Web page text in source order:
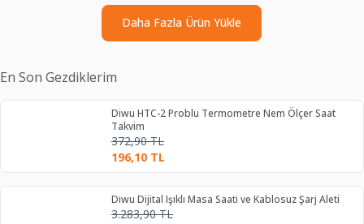
Daha Fazla Ürün Yükle
En Son Gezdiklerim
Diwu HTC-2 Problu Termometre Nem Ölçer Saat
Takvim
372,90TL
196,10 TL
Diwu Dijital Işıklı Masa Saati ve Kablosuz Şarj Aleti
3.283,90TL